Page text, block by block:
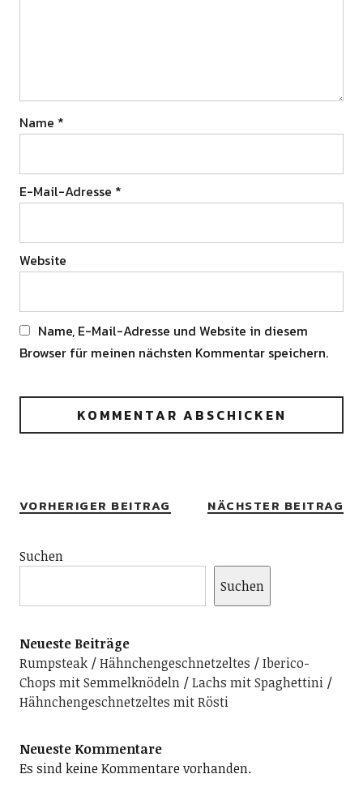
Name *
E-Mail-Adresse *
Website
Name, E-Mail-Adresse und Website in diesem
Browser für meinen nächsten Kommentar speichern.
VORHERIGER BEITRAG NÄCHSTER BEITRAG
Suchen
Suchen
Neueste Beiträge
Rumpsteak
Hähnchengeschnetzeltes
Iberico-
Chops mit Semmelknödeln
Lachs mit Spaghettini
Hähnchengeschnetzeltes mit Rösti
Neueste Kommentare
Es sind keine Kommentare vorhanden.